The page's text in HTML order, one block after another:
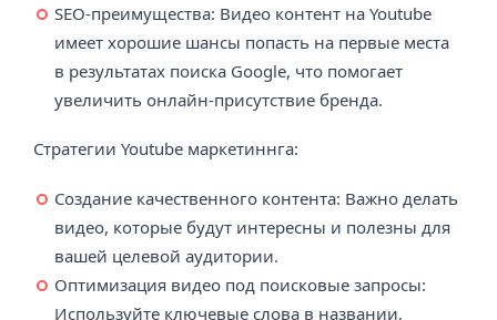
SEO-преимущества: Видео контент на Youtube
имеет хорошие шансы попасть на первые места
в результатах поиска Google, что помогает
увеличить онлайн-присутствие бренда.
Стратегии Youtube маркетиннга:
Создание качественного контента: Важно делать
видео, которые будут интересны и полезны для
вашей целевой аудитории.
Оптимизация видео под поисковые запросы:
Используйте ключевые слова в названии,